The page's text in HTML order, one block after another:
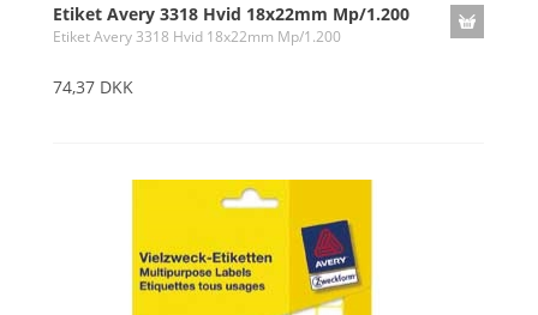
Etiket Avery 3318 Hvid 18x22mm Mp/1.200
Etiket Avery 3318 Hvid 18x22mm Mp/1.200
74,37 DKK